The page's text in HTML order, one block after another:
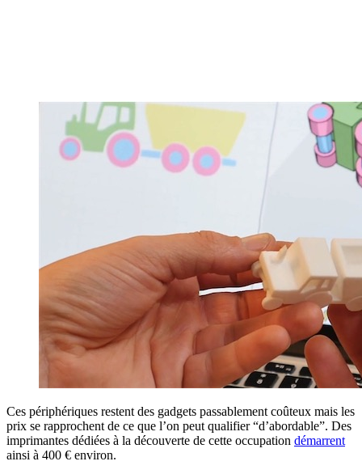
Ces périphériques restent des gadgets passablement coûteux mais les
prix se rapprochent de ce que l’on peut qualifier “d’abordable”. Des
imprimantes dédiées à la découverte de cette occupation démarrent
ainsi à 400 € environ.